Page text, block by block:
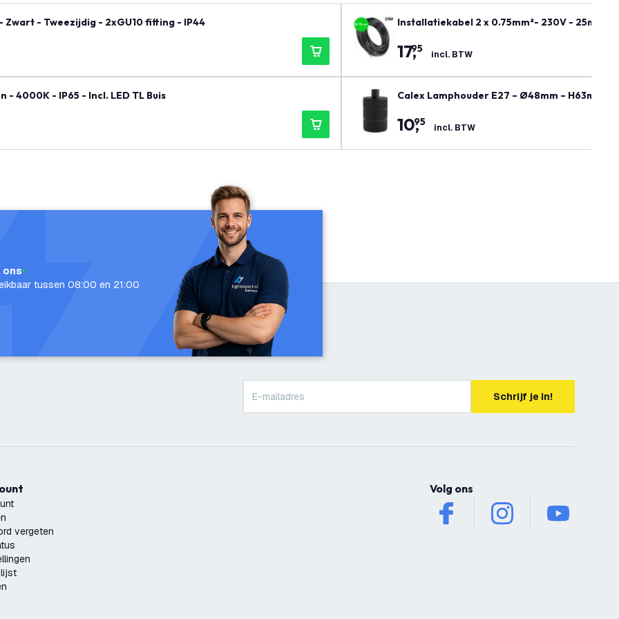
Wandlamp buiten met Schemeringssensor - Zwart - Tweezijdig - 2xGU10 fitting - IP44
- 4000K - IP65 - Incl. LED TL Buis
Installatiekabel 2 x 0.75mm²- 230V - 25m Rol
17,
95 incl. BTW
Calex Lamphouder E27 – Ø48mm – H63mm -
10,
95 incl. BTW
ons
tussen 08:00 en 21:00
Schrijf je in!
vergeten
Volg ons
facebook instagram youtube